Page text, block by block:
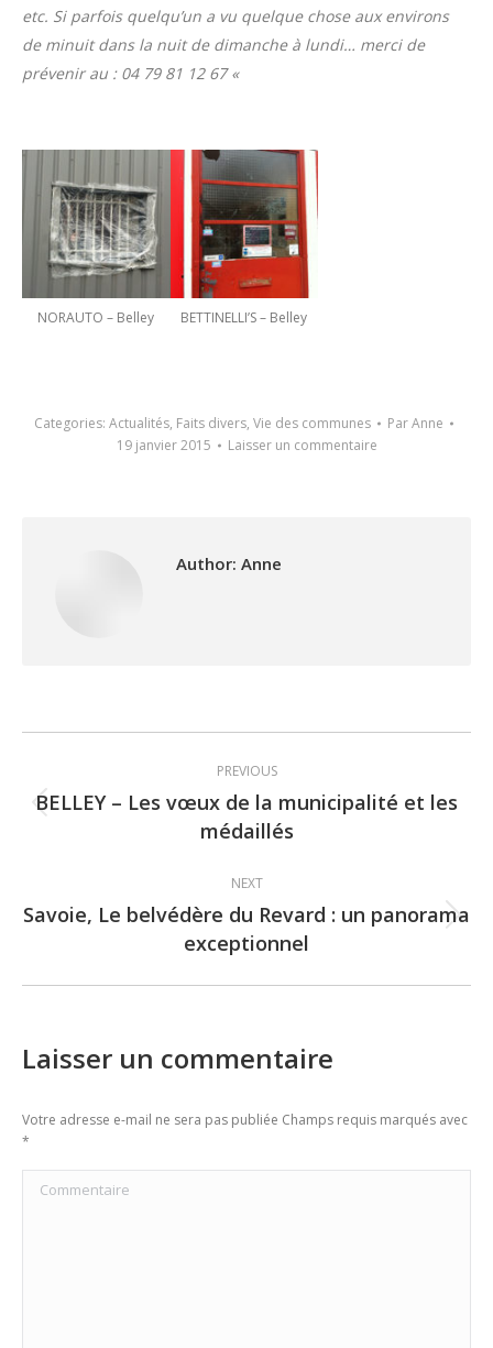
etc. Si parfois quelqu’un a vu quelque chose aux environs
de minuit dans la nuit de dimanche à lundi… merci de
prévenir au : 04 79 81 12 67 «
NORAUTO – Belley BETTINELLI’S – Belley
Categories: Actualités, Faits divers, Vie des communes ParAnne
19 janvier 2015
Laisser un commentaire
Author: Anne
navigation
PREVIOUS
Previous
post:
BELLEY – Les vœux de la municipalité et les
médaillés
NEXT
Next
post:
Savoie, Le belvédère du Revard : un panorama
exceptionnel
Laisser un commentaire
Votre adresse e-mail ne sera pas publiée Champs requis marqués avec
*
Commentaire